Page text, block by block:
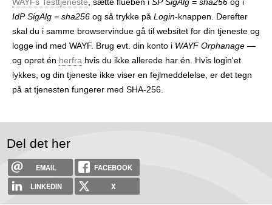
IdP SigAlg = sha256 og så trykke på Login-knappen. Derefter
skal du i samme browservindue gå til websitet for din tjeneste og
logge ind med WAYF. Brug evt. din konto i WAYF Orphanage —
og opret én herfra hvis du ikke allerede har én. Hvis login'et
lykkes, og din tjeneste ikke viser en fejlmeddelelse, er det tegn
på at tjenesten fungerer med SHA-256.
Del det her
EMAIL
FACEBOOK
LINKEDIN
X